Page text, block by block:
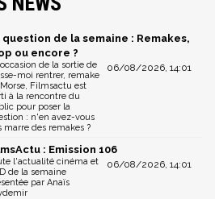
question de la semaine : Remakes,
ou encore ?
06/08/2026, 14:01
de la sortie de
moi rentrer, remake
Filmsactu est
à la rencontre du
pour poser la
: n'en avez-vous
marre des remakes ?
: Emission 106
06/08/2026, 14:01
l'actualité cinéma et
de la semaine
par Anaïs